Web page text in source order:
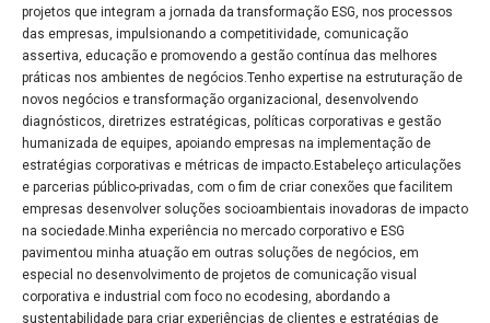
projetos que integram a jornada da transformação ESG, nos processos
das empresas, impulsionando a competitividade, comunicação
assertiva, educação e promovendo a gestão contínua das melhores
práticas nos ambientes de negócios.Tenho expertise na estruturação de
novos negócios e transformação organizacional, desenvolvendo
diagnósticos, diretrizes estratégicas, políticas corporativas e gestão
humanizada de equipes, apoiando empresas na implementação de
estratégias corporativas e métricas de impacto.Estabeleço articulações
e parcerias público-privadas, com o fim de criar conexões que facilitem
empresas desenvolver soluções socioambientais inovadoras de impacto
na sociedade.Minha experiência no mercado corporativo e ESG
pavimentou minha atuação em outras soluções de negócios, em
especial no desenvolvimento de projetos de comunicação visual
corporativa e industrial com foco no ecodesing, abordando a
sustentabilidade para criar experiências de clientes e estratégias de